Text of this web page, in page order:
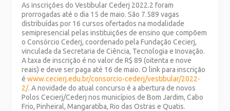
As inscrições do Vestibular Cederj 2022.2 foram
prorrogadas até o dia 15 de maio. São 7.589 vagas
distribuídas por 16 cursos ofertados na modalidade
semipresencial pelas instituições de ensino que compõem
o Consórcio Cederj, coordenado pela Fundação Cecierj,
vinculada da Secretaria de Ciência, Tecnologia e Inovação.
A taxa de inscrição é no valor de R$ 89 (oitenta e nove
reais) e deve ser paga até 16 de maio. O link para inscrição
éwww.cecierj.edu.br/consorcio-cederj/vestibular/2022-
2/. A novidade do atual concurso é a abertura de novos
Polos Cecierj/Cederj nos municípios de Bom Jardim, Cabo
Frio, Pinheiral, Mangaratiba, Rio das Ostras e Quatis.